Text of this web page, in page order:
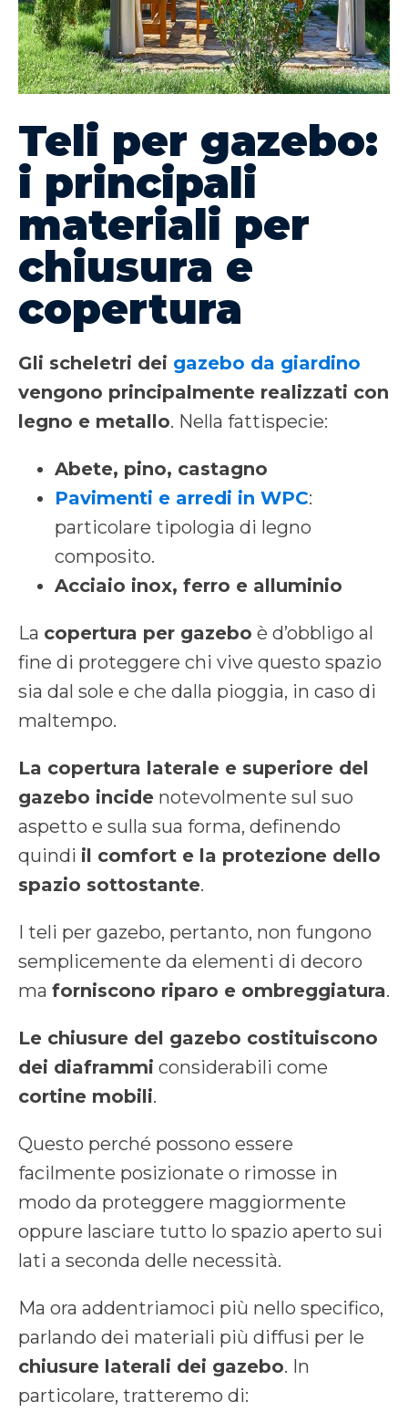
Teli per gazebo:
i principali
materiali per
chiusura e
copertura
Gli scheletri dei gazebo da giardino
vengono principalmente realizzati con
legno e metallo. Nella fattispecie:
Abete, pino, castagno
Pavimenti e arredi in WPC:
particolare tipologia di legno
composito.
Acciaio inox, ferro e alluminio
La copertura per gazebo è d’obbligo al
fine di proteggere chi vive questo spazio
sia dal sole e che dalla pioggia, in caso di
maltempo.
La copertura laterale e superiore del
gazebo incide notevolmente sul suo
aspetto e sulla sua forma, definendo
quindi il comfort e la protezione dello
spazio sottostante.
I teli per gazebo, pertanto, non fungono
semplicemente da elementi di decoro
ma forniscono riparo e ombreggiatura.
Le chiusure del gazebo costituiscono
dei diaframmi considerabili come
cortine mobili.
Questo perché possono essere
facilmente posizionate o rimosse in
modo da proteggere maggiormente
oppure lasciare tutto lo spazio aperto sui
lati a seconda delle necessità.
Ma ora addentriamoci più nello specifico,
parlando dei materiali più diffusi per le
chiusure laterali dei gazebo. In
particolare, tratteremo di: